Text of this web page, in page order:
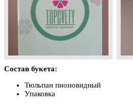
Состав букета:
Тюльпан пионовидный
Упаковка